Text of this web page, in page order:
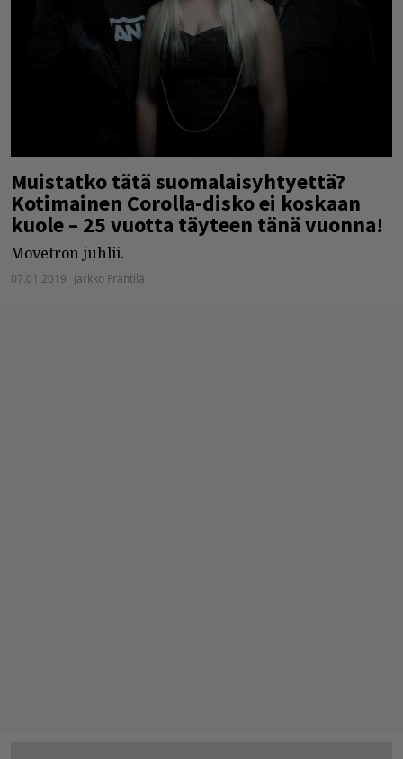
Muistatko tätä suomalaisyhtyettä?
Kotimainen Corolla-disko ei koskaan
kuole – 25 vuotta täyteen tänä vuonna!
Movetron juhlii.
07.01.2019 Jarkko Fräntilä